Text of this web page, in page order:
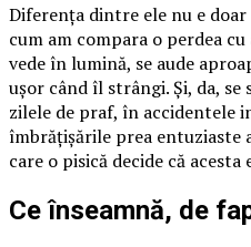
Diferența dintre ele nu e
cum am compara o perdea
vede în lumină, se aude
ușor când îl strângi. Și, da,
zilele de praf, în accidentele
îmbrățișările prea entuziaste
care o pisică decide că
Ce înseamnă, de